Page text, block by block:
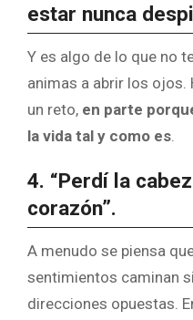
estar nunca
Y es algo de lo que no
animas a abrir los
un reto, en parte
la vida tal y como es
4. “Perdí la
corazón”.
A menudo se piensa
sentimientos caminan
direcciones opuestas.